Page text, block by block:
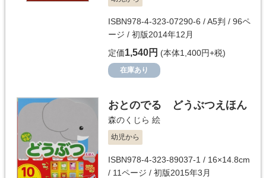
ISBN978-4-323-07290-6 / A5判 / 96ペ
ージ / 初版2014年12月
定価1,540円 (本体1,400円+税)
在庫あり
おとのでる どうぶつえほん
森のくじら 絵
幼児から
ISBN978-4-323-89037-1 / 16×14.8cm
/ 11ページ / 初版2015年3月